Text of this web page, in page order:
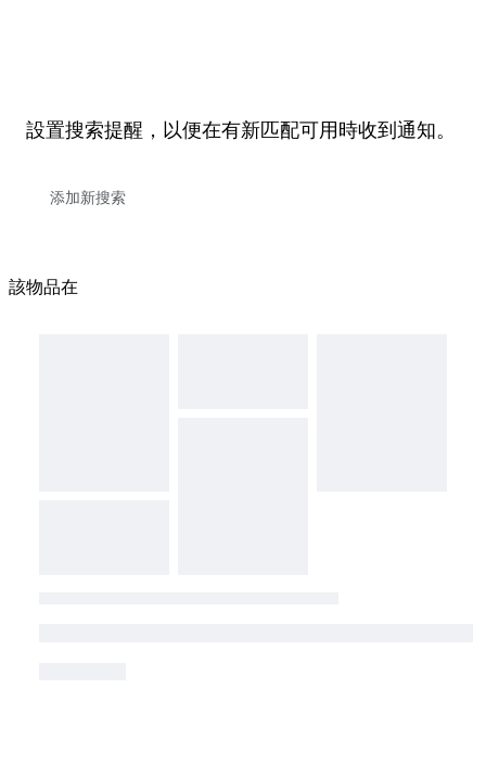
設置搜索提醒，以便在有新匹配可用時收到通知。
該物品在